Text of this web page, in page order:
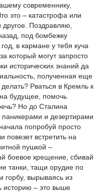
современнику,
это – катастрофа или
другое. Поздравляю,
под бомбежку
в кармане у тебя куча
который могут запросто
исторических знаний да
полученная еще
Рваться в Кремль к
будущее, помочь
Но до Сталина
паникерами и дезертирами
попробуй просто
повезет встретить на
пушкой –
боевое крещение, сбивай
танки, тащи орудие по
горбу, вырываясь из
историю – это выше